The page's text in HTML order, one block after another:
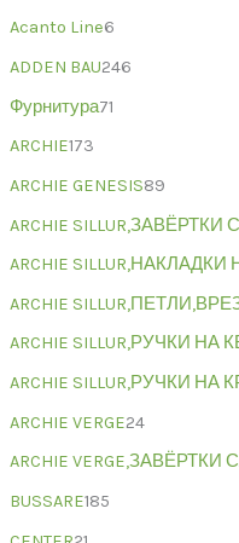
Acanto Line6
ADDEN BAU246
Фурнитура71
ARCHIE173
ARCHIE GENESIS89
ARCHIE
ARCHIE
ARCHIE
ARCHIE SILLUR,РУЧКИ
ARCHIE SILLUR,РУЧКИ
ARCHIE VERGE24
ARCHIE
BUSSARE185